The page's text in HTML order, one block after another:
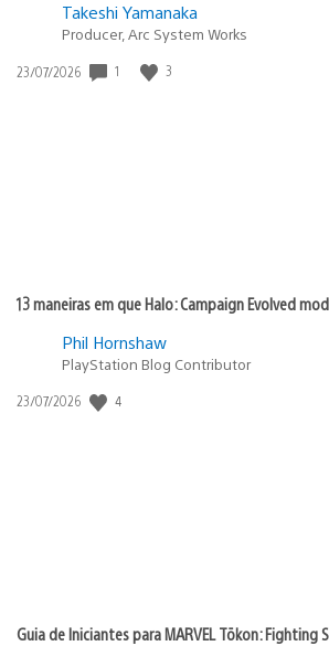
Takeshi Yamanaka
Producer, Arc System Works
Data
23/07/2026 1 3
13 maneiras em que Halo: Campaign Evolved
Phil Hornshaw
PlayStation Blog Contributor
Data
23/07/2026 4
Guia de Iniciantes para MARVEL Tōkon: Fighting